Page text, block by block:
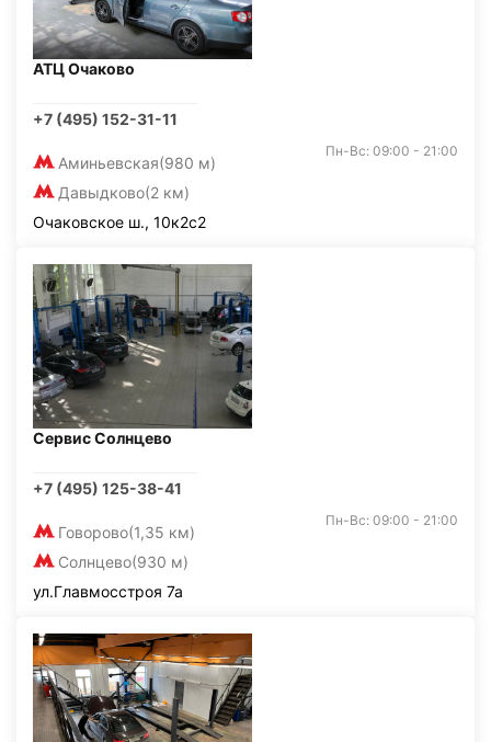
АТЦ Очаково
+7 (495) 152-31-11
Аминьевская(980 м)
Давыдково(2 км)
Пн-Вс: 09:00 - 21:00
Очаковское ш., 10к2с2
Сервис Солнцево
+7 (495) 125-38-41
Говорово(1,35 км)
Солнцево(930 м)
Пн-Вс: 09:00 - 21:00
ул.Главмосстроя 7а